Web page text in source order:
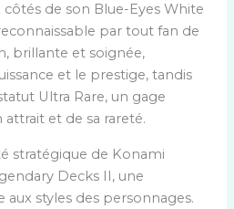
de son Blue-Eyes White
par tout fan de
brillante et soignée,
et le prestige, tandis
Ultra Rare, un gage
et de sa rareté.
stratégique de Konami
Decks II, une
aux styles des personnages.